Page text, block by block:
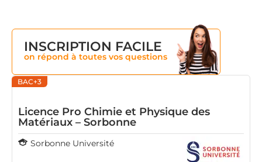
INSCRIPTION FACILE
on répond à toutes vos questions
BAC+3
Licence Pro Chimie et Physique des
Matériaux – Sorbonne
Sorbonne Université